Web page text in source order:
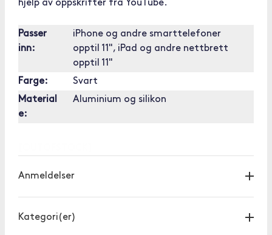
hjelp av oppskrifter fra YouTube.
Passer
inn:
iPhone og andre smarttelefoner
opptil 11", iPad og andre nettbrett
opptil 11"
Farge:
Svart
Material
e:
Aluminium og silikon
Anmeldelser
Kategori(er)